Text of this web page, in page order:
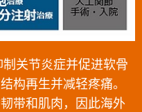
关节炎症并促进软骨
构再生并减轻疼痛。
带和肌肉，因此海外